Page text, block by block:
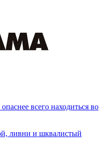
всего находиться во
ливни и шквалистый